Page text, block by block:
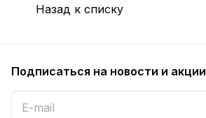
Назад к списку
Подписаться на новости и акции